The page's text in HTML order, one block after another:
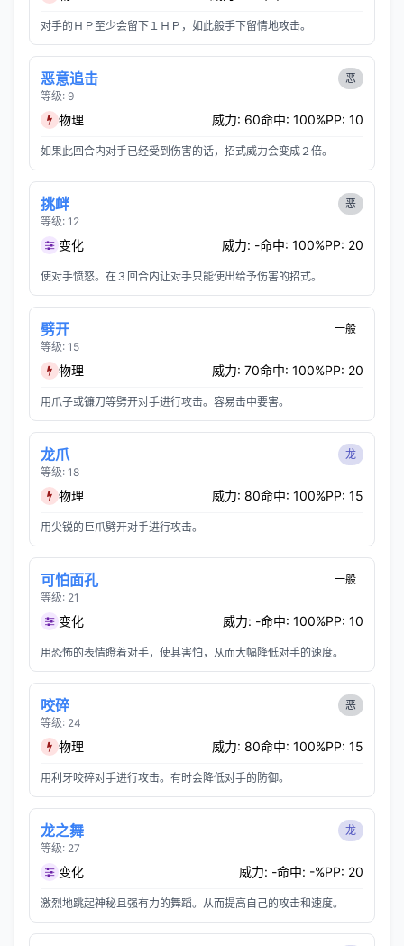
对手的ＨＰ至少会留下１ＨＰ，如此般手下留情地攻击。
恶意追击
等级: 9
恶
物理 威力: 60命中: 100%PP: 10
如果此回合内对手已经受到伤害的话，招式威力会变成２倍。
挑衅
等级: 12
恶
变化 威力: -命中: 100%PP: 20
使对手愤怒。在３回合内让对手只能使出给予伤害的招式。
劈开
等级: 15
一般
物理 威力: 70命中: 100%PP: 20
用爪子或镰刀等劈开对手进行攻击。容易击中要害。
龙爪
等级: 18
龙
物理 威力: 80命中: 100%PP: 15
用尖锐的巨爪劈开对手进行攻击。
可怕面孔
等级: 21
一般
变化 威力: -命中: 100%PP: 10
用恐怖的表情瞪着对手，使其害怕，从而大幅降低对手的速度。
咬碎
等级: 24
恶
物理 威力: 80命中: 100%PP: 15
用利牙咬碎对手进行攻击。有时会降低对手的防御。
龙之舞
等级: 27
龙
变化 威力: -命中: -%PP: 20
激烈地跳起神秘且强有力的舞蹈。从而提高自己的攻击和速度。